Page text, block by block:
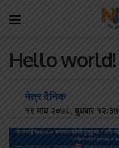
Hello world!
नेत्र दैनिक
१९ माघ २०७८, बुधबार १२:३७